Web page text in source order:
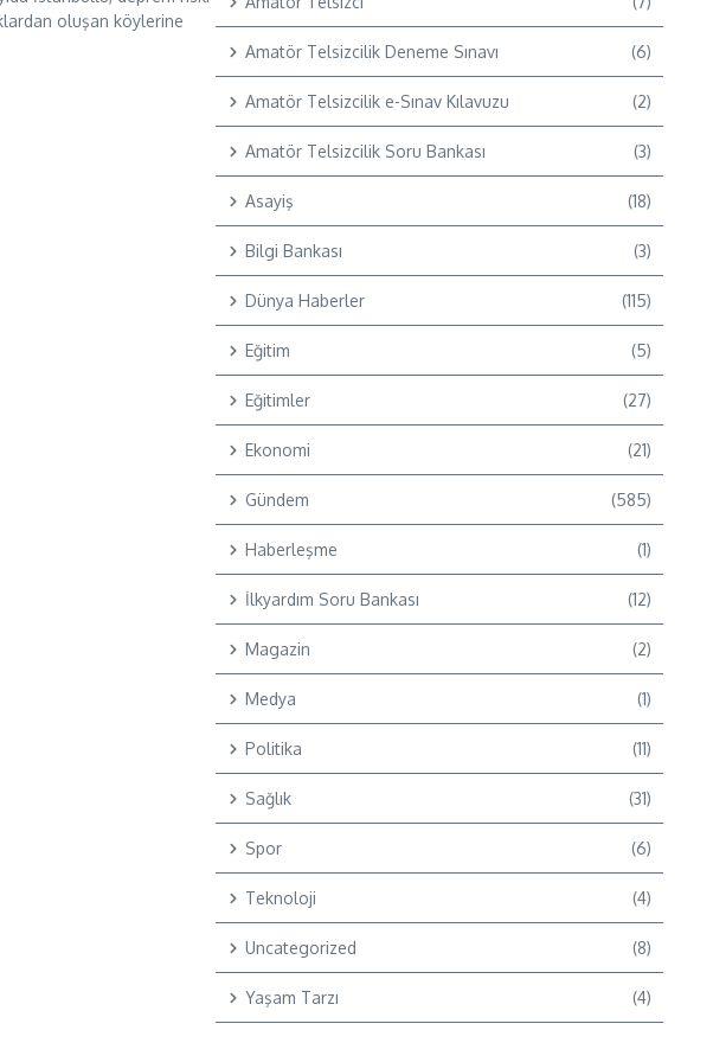
oluşan köylerine
Amatör Telsizcilik Deneme Sınavı (6)
Amatör Telsizcilik e-Sınav Kılavuzu (2)
Amatör Telsizcilik Soru Bankası (3)
Asayiş (18)
Bilgi Bankası (3)
Dünya Haberler (115)
Eğitim (5)
Eğitimler (27)
Ekonomi (21)
Gündem (585)
Haberleşme (1)
İlkyardım Soru Bankası (12)
Magazin (2)
Medya (1)
Politika (11)
Sağlık (31)
Spor (6)
Teknoloji (4)
Uncategorized (8)
Yaşam Tarzı (4)